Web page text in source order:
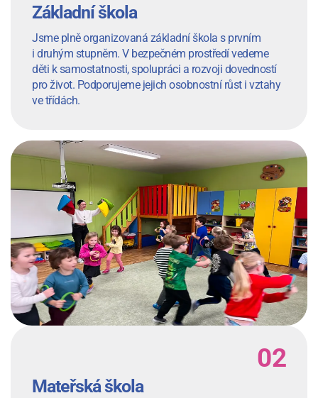
Základní škola
Jsme plně organizovaná základní škola s prvním
i druhým stupněm. V bezpečném prostředí vedeme
děti k samostatnosti, spolupráci a rozvoji dovedností
pro život. Podporujeme jejich osobnostní růst i vztahy
ve třídách.
Mateřská škola